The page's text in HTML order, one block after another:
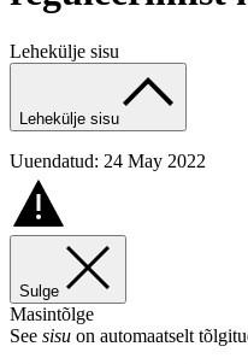
Lehekülje sisu
Lehekülje sisu
Uuendatud: 24 May 2022
Sulge
Masintõlge
See sisu on automaatselt